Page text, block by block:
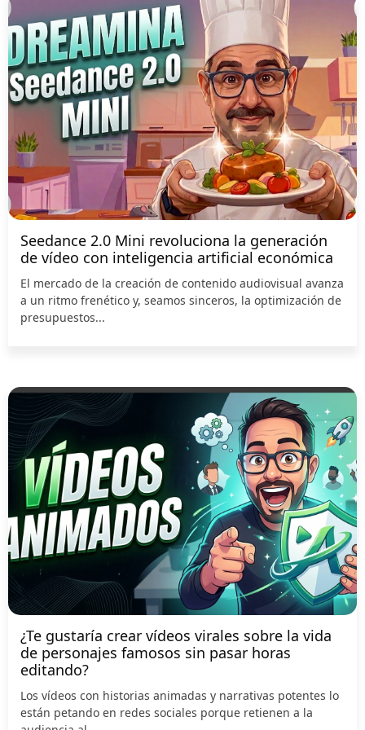
Seedance 2.0 Mini revoluciona la generación
de vídeo con inteligencia artificial económica
El mercado de la creación de contenido audiovisual avanza
a un ritmo frenético y, seamos sinceros, la optimización de
presupuestos...
¿Te gustaría crear vídeos virales sobre la vida
de personajes famosos sin pasar horas
editando?
Los vídeos con historias animadas y narrativas potentes lo
están petando en redes sociales porque retienen a la